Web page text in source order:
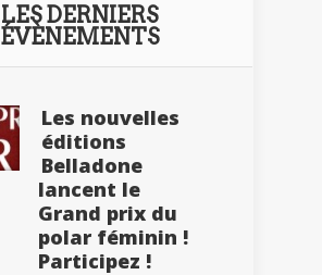
LES DERNIERS
ÉVÈNEMENTS
Les nouvelles
éditions
Belladone
lancent le
Grand prix du
polar féminin !
Participez !